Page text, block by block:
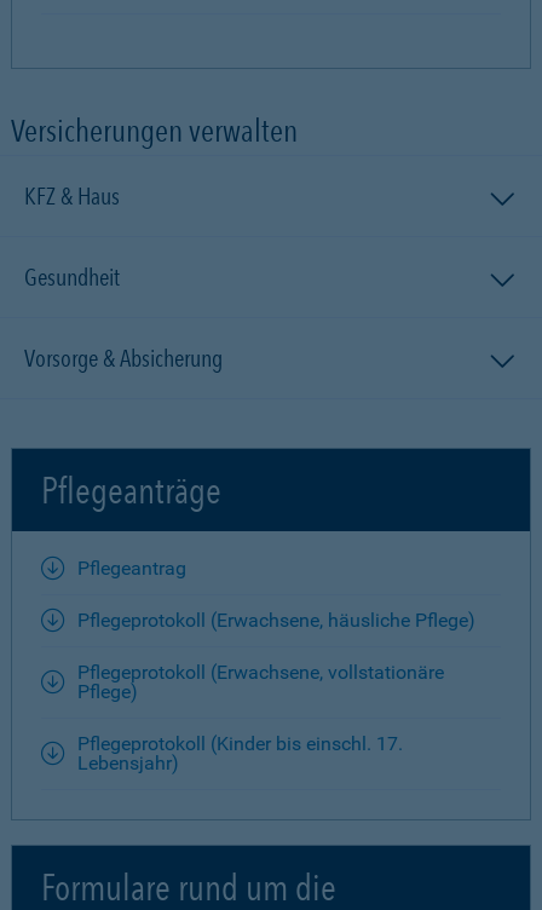
Versicherungen verwalten
KFZ & Haus
Gesundheit
Vorsorge & Absicherung
Pflegeanträge
Pflegeantrag
Pflegeprotokoll (Erwachsene, häusliche Pflege)
Pflegeprotokoll (Erwachsene, vollstationäre
Pflege)
Pflegeprotokoll (Kinder bis einschl. 17.
Lebensjahr)
Formulare rund um die